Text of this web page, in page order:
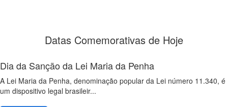
Datas Comemorativas de Hoje
Dia da Sanção da Lei Maria da Penha
A Lei Maria da Penha, denominação popular da Lei número 11.340, é
um dispositivo legal brasileir...